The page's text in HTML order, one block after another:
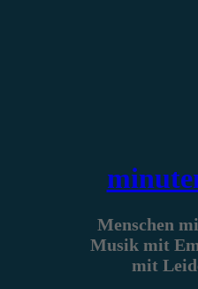
Menschen
Musik mit
mit